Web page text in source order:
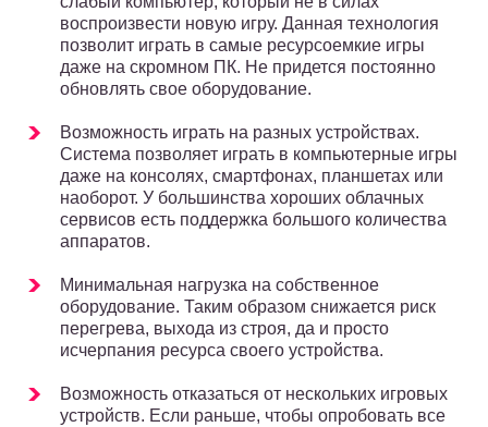
воспроизвести новую игру. Данная технология
позволит играть в самые ресурсоемкие игры
даже на скромном ПК. Не придется постоянно
обновлять свое оборудование.
Возможность играть на разных устройствах.
Система позволяет играть в компьютерные игры
даже на консолях, смартфонах, планшетах или
наоборот. У большинства хороших облачных
сервисов есть поддержка большого количества
аппаратов.
Минимальная нагрузка на собственное
оборудование. Таким образом снижается риск
перегрева, выхода из строя, да и просто
исчерпания ресурса своего устройства.
Возможность отказаться от нескольких игровых
устройств. Если раньше, чтобы опробовать все